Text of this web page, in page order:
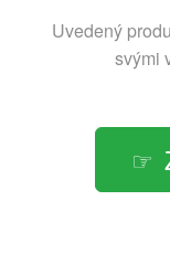
Uvedený
svými